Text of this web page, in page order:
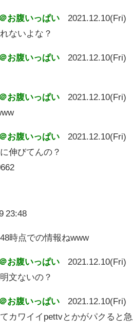
お腹いっぱい
2021.12.10(Fri)
ないよな？
お腹いっぱい
2021.12.10(Fri)
お腹いっぱい
2021.12.10(Fri)
お腹いっぱい
2021.12.10(Fri)
伸びてんの？
23:48
時点での情報ねwww
お腹いっぱい
2021.12.10(Fri)
文ないの？
お腹いっぱい
2021.12.10(Fri)
カワイイpettvとかがパクると